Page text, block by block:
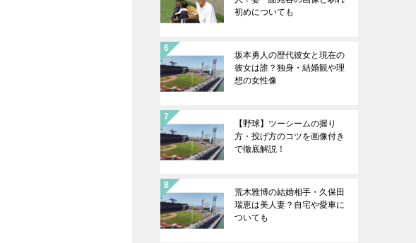
初めについても
坂本勇人の歴代彼女と現在の
彼女は誰？独身・結婚観や理
想の女性像
【野球】ツーシームの握り
方・投げ方のコツを画像付き
で徹底解説！
荒木雅博の結婚相手・久保田
瑞恵は美人妻？自宅や愛車に
ついても